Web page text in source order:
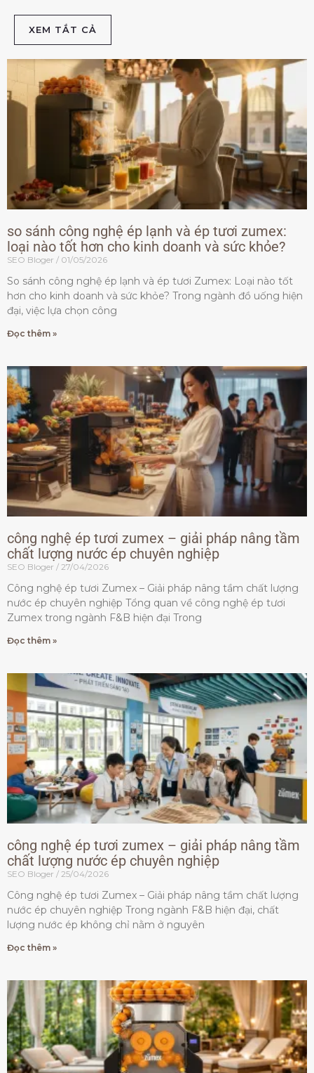
XEM TẮT CẢ
so sánh công nghệ ép lạnh và ép tươi zumex:
loại nào tốt hơn cho kinh doanh và sức khỏe?
SEO Bloger 01/05/2026
So sánh công nghệ ép lạnh và ép tươi Zumex: Loại nào tốt
hơn cho kinh doanh và sức khỏe? Trong ngành đồ uống hiện
đại, việc lựa chọn công
Đọc thêm »
công nghệ ép tươi zumex – giải pháp nâng tầm
chất lượng nước ép chuyên nghiệp
SEO Bloger 27/04/2026
Công nghệ ép tươi Zumex – Giải pháp nâng tầm chất lượng
nước ép chuyên nghiệp Tổng quan về công nghệ ép tươi
Zumex trong ngành F&B hiện đại Trong
Đọc thêm »
công nghệ ép tươi zumex – giải pháp nâng tầm
chất lượng nước ép chuyên nghiệp
SEO Bloger 25/04/2026
Công nghệ ép tươi Zumex – Giải pháp nâng tầm chất lượng
nước ép chuyên nghiệp Trong ngành F&B hiện đại, chất
lượng nước ép không chỉ nằm ở nguyên
Đọc thêm »